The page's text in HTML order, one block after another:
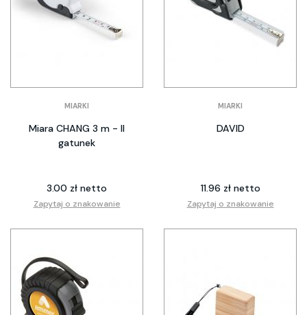
MIARKI
Miara CHANG 3 m - II
gatunek
3.00 zł netto
Zapytaj o znakowanie
MIARKI
DAVID
11.96 zł netto
Zapytaj o znakowanie